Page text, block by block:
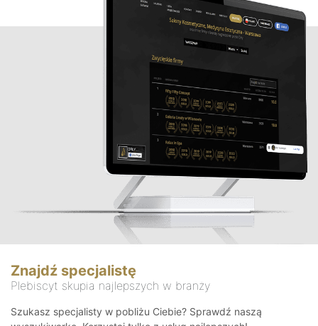
Znajdź specjalistę
Plebiscyt skupia najlepszych w branży
Szukasz specjalisty w pobliżu Ciebie? Sprawdź naszą